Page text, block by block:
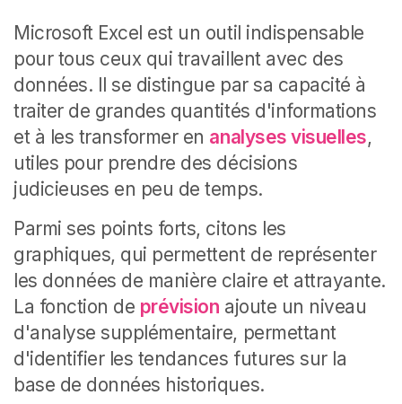
Microsoft Excel est un outil indispensable
pour tous ceux qui travaillent avec des
données. Il se distingue par sa capacité à
traiter de grandes quantités d'informations
et à les transformer en analyses visuelles,
utiles pour prendre des décisions
judicieuses en peu de temps.
Parmi ses points forts, citons les
graphiques, qui permettent de représenter
les données de manière claire et attrayante.
La fonction de prévision ajoute un niveau
d'analyse supplémentaire, permettant
d'identifier les tendances futures sur la
base de données historiques.